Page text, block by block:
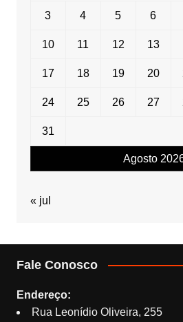
Agosto
3 4 5 6
10 11 12 13
17 18 19 20
24 25 26 27
31
« jul
Fale Conosco
Endereço:
Rua Leonídio Oliveira, 255